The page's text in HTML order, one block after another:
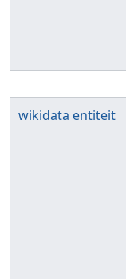
wikidata entiteit